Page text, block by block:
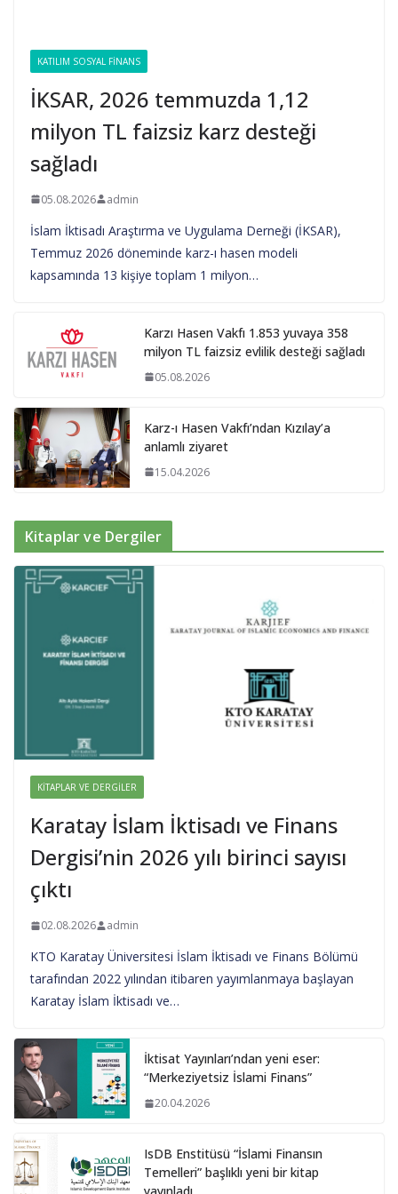
KATILIM SOSYAL FINANS
İKSAR, 2026 temmuzda 1,12
milyon TL faizsiz karz desteği
sağladı
05.08.2026 admin
İslam İktisadı Araştırma ve Uygulama Derneği (İKSAR),
Temmuz 2026 döneminde karz-ı hasen modeli
kapsamında 13 kişiye toplam 1 milyon…
Karzı Hasen Vakfı 1.853 yuvaya 358
milyon TL faizsiz evlilik desteği sağladı
05.08.2026
Karz-ı Hasen Vakfı’ndan Kızılay’a
anlamlı ziyaret
15.04.2026
Kitaplar ve Dergiler
KITAPLAR VE DERGILER
Karatay İslam İktisadı ve Finans
Dergisi’nin 2026 yılı birinci sayısı
çıktı
02.08.2026 admin
KTO Karatay Üniversitesi İslam İktisadı ve Finans Bölümü
tarafından 2022 yılından itibaren yayımlanmaya başlayan
Karatay İslam İktisadı ve…
İktisat Yayınları’ndan yeni eser:
“Merkeziyetsiz İslami Finans”
20.04.2026
IsDB Enstitüsü “İslami Finansın
Temelleri” başlıklı yeni bir kitap